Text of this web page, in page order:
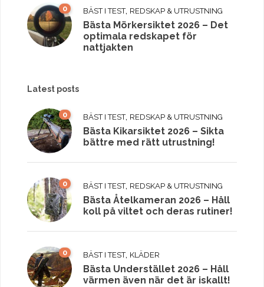
0 BÄST I TEST, REDSKAP & UTRUSTNING
Bästa Mörkersiktet 2026 – Det
optimala redskapet för
nattjakten
Latest posts
0 BÄST I TEST, REDSKAP & UTRUSTNING
Bästa Kikarsiktet 2026 – Sikta
bättre med rätt utrustning!
0 BÄST I TEST, REDSKAP & UTRUSTNING
Bästa Åtelkameran 2026 – Håll
koll på viltet och deras rutiner!
0 BÄST I TEST, KLÄDER
Bästa Understället 2026 – Håll
värmen även när det är iskallt!